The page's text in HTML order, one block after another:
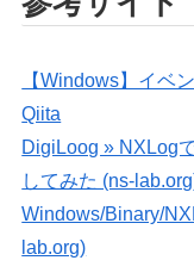
【Windows】イベ
Qiita
DigiLoog » NXLog
してみた (ns-
Windows/Binary/
lab.org)